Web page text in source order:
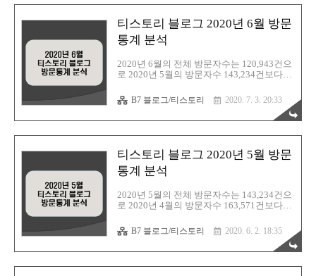
수와 블로그 검색 유입 통계자료를 분석하여
정리해보았다. 1. 티스토리 블로그 검색유입
(티스토리 방문통계) 2. 네이버 애널리틱스
차트 분석 티스토리 블로그 2020년 7월 방문
통계 분석 ▶ 티스토리 블로그 2020년 6월 방
문통계 분석 :
https://barista7.tistory.com/2766 ▶ 티스토리
블로그 2020년 5월 방문통계 분석 : ht..
티스토리 블로그 2020년 6월 방문
통계 분석
2020년 6월의 전체 방문자수는 120,943건으
로 2020년 5월의 방문자수 143,234건보다
음 39.78%, 구글 28.36%, 네이버 27.36%, 빙
2.49%, 기타 2.01% 순으로 다음, 구글, 네이
버순으로 나타났고, 네이버 검색유입은 계속
자수와 블로그 검색 유입 통계자료를 분석하
여 정리해본다. 1. 티스토리 블로그 검색유입
(티스토리 방문통계) 2. 네이버 애널리틱스
차트 분석 티스토리 블로그 2020년 6월 방문
통계 분석 ▶ 티스토리 블로그 2020년 5월 방
문통계 분석 :
https://barista7.tistory.com/2621 ▶ 티스토리
블로그 2020년 4월 방문통계 분석 : h..
B7 블로그/티스토리 2020. 7. 3. 20:33
티스토리 블로그 2020년 5월 방문
통계 분석
2020년 5월의 전체 방문자수는 143,234건으
로 2020년 4월의 방문자수 163,571건보다
글 35.69%, 다음 33.45%, 네이버 25.91%, 빙
3.36%, 기타 1.59% 순으로 구글이 검색순위
상위를 차지하였고, 네이버 검색은 지난달
방문자수와 블로그 검색 유입 통계자료를 분
B7 블로그/티스토리 2020. 6. 2. 18:35